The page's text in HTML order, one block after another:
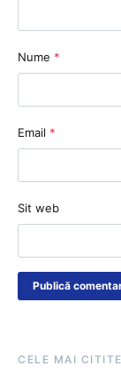
Nume *
Email *
Sit web
CELE MAI